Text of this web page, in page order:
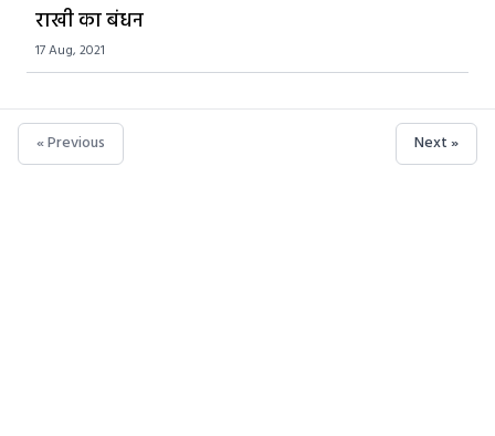
राखी का बंधन
17 Aug, 2021
« Previous Next »